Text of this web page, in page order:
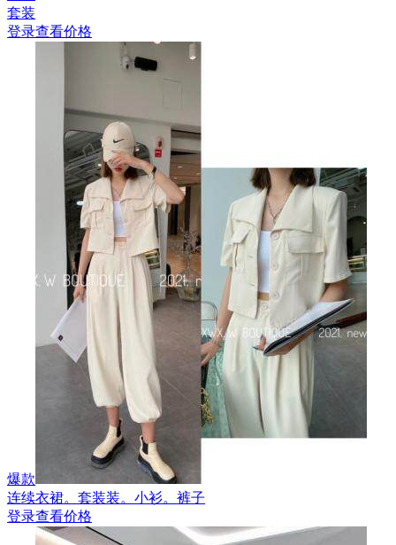
套装
登录查看价格
爆款
连续衣裙。套装装。小衫。裤子
登录查看价格